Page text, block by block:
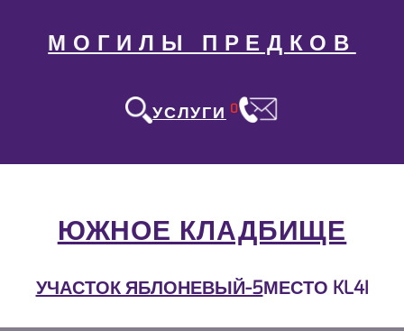
МОГИЛЫ ПРЕДКОВ
УСЛУГИ 0
ЮЖНОЕ КЛАДБИЩЕ
УЧАСТОК ЯБЛОНЕВЫЙ-5МЕСТО KL4I